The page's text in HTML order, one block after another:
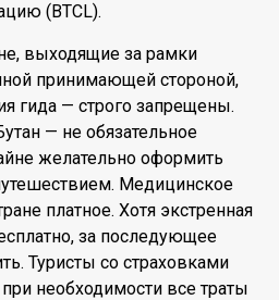
(BTCL).
выходящие за рамки
принимающей стороной,
гида — строго запрещены.
— не обязательное
желательно оформить
Медицинское
платное. Хотя экстренная
за последующее
Туристы со страховками
необходимости все траты